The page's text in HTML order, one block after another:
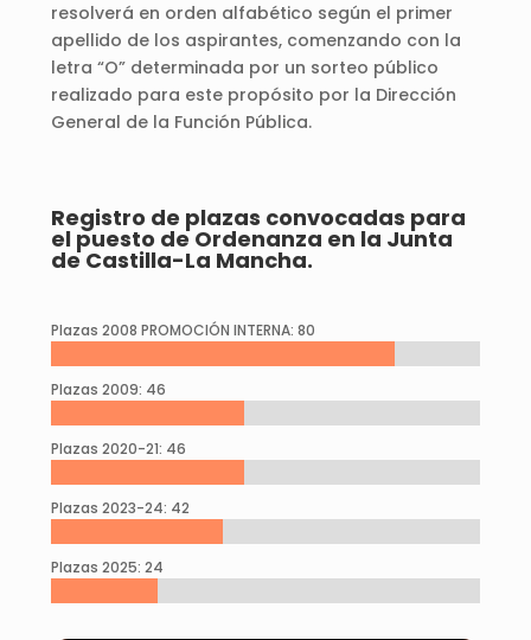
resolverá en orden alfabético según el primer
apellido de los aspirantes, comenzando con la
letra “O” determinada por un sorteo público
realizado para este propósito por la Dirección
General de la Función Pública.
Registro de plazas convocadas para
el puesto de Ordenanza en la Junta
de Castilla-La Mancha.
Plazas 2008 PROMOCIÓN INTERNA: 80
Plazas 2009: 46
Plazas 2020-21: 46
Plazas 2023-24: 42
Plazas 2025: 24